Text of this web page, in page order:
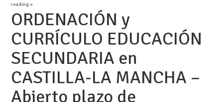
reading »
ORDENACIÓN y
CURRÍCULO EDUCACIÓN
SECUNDARIA en
CASTILLA-LA MANCHA –
Abierto plazo de